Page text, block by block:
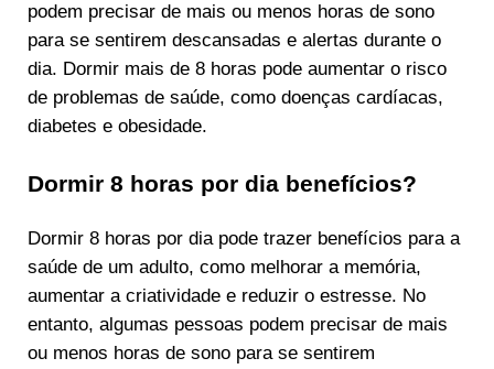
podem precisar de mais ou menos horas de sono
para se sentirem descansadas e alertas durante o
dia. Dormir mais de 8 horas pode aumentar o risco
de problemas de saúde, como doenças cardíacas,
diabetes e obesidade.
Dormir 8 horas por dia benefícios?
Dormir 8 horas por dia pode trazer benefícios para a
saúde de um adulto, como melhorar a memória,
aumentar a criatividade e reduzir o estresse. No
entanto, algumas pessoas podem precisar de mais
ou menos horas de sono para se sentirem